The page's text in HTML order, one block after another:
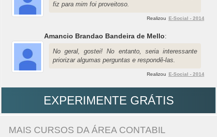
fiz para mim foi proveitoso.
Realizou E-Social - 2014
Amancio Brandao Bandeira de Mello:
No geral, gostei! No entanto, seria interessante
priorizar algumas perguntas e respondê-las.
Realizou E-Social - 2014
EXPERIMENTE GRÁTIS
MAIS CURSOS DA ÁREA CONTABIL